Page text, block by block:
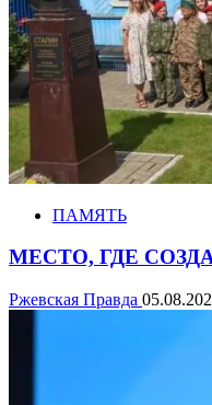
ПАМЯТЬ
МЕСТО, ГДЕ
Ржевская Правда